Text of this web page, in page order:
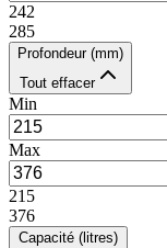
242
285
Profondeur (mm)
Tout effacer
Min
Max
215
376
Capacité (litres)